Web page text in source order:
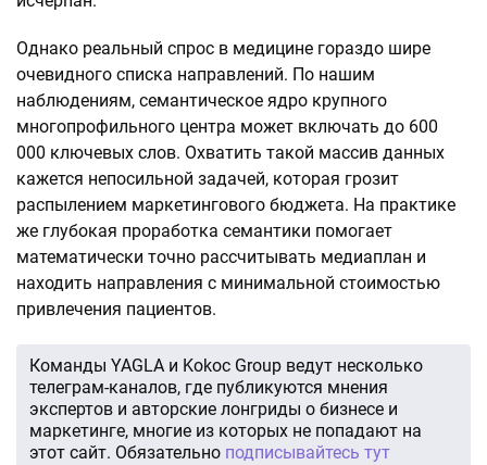
Однако реальный спрос в медицине гораздо шире
очевидного списка направлений. По нашим
наблюдениям, семантическое ядро крупного
многопрофильного центра может включать до 600
000 ключевых слов. Охватить такой массив данных
кажется непосильной задачей, которая грозит
распылением маркетингового бюджета. На практике
же глубокая проработка семантики помогает
математически точно рассчитывать медиаплан и
находить направления с минимальной стоимостью
привлечения пациентов.
Команды YAGLA и Kokoc Group ведут несколько
телеграм-каналов, где публикуются мнения
экспертов и авторские лонгриды о бизнесе и
маркетинге, многие из которых не попадают на
этот сайт. Обязательно подписывайтесь тут